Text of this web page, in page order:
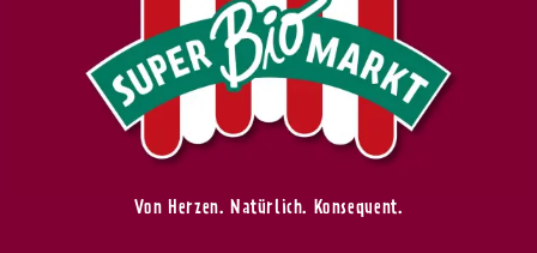
Von Herzen. Natürlich. Konsequent.